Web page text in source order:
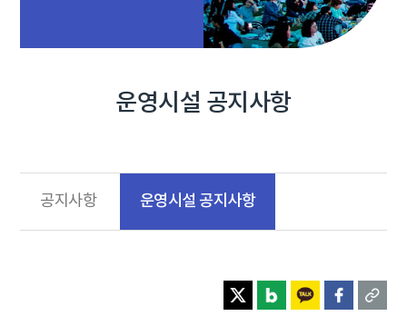
운영시설 공지사항
공지사항 운영시설 공지사항